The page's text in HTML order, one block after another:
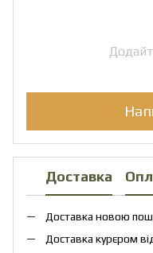
Доставка
Доставка новою
Доставка курєром